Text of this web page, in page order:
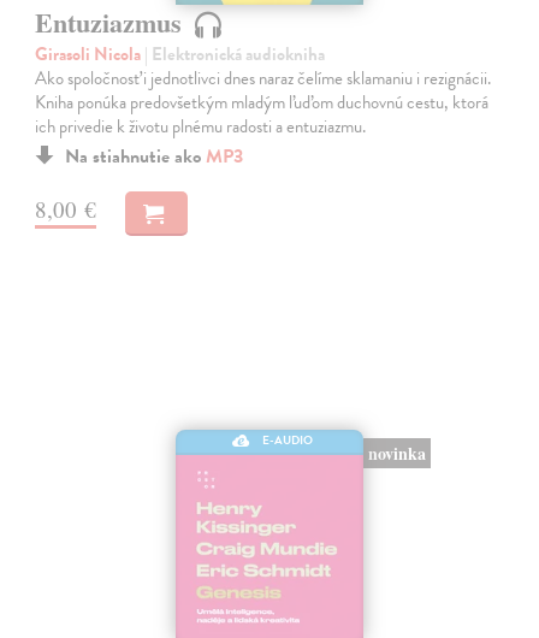
Entuziazmus
Girasoli Nicola| Elektronická audiokniha
Ako spoločnosť i jednotlivci dnes naraz čelíme sklamaniu i rezignácii.
Kniha ponúka predovšetkým mladým ľuďom duchovnú cestu, ktorá
ich privedie k životu plnému radosti a entuziazmu.
Na stiahnutie ako MP3
8,00 €
E-AUDIO
novinka